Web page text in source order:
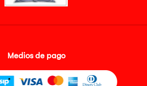
Medios de pago